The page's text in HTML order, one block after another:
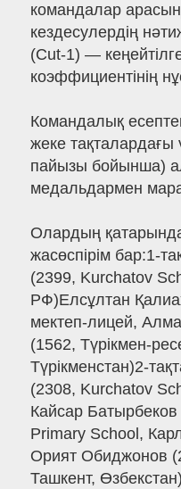
командалар
кездесулердің
(Cut-1) —
коэффициентінің
Командалық
жеке тақталардағы
пайызы бойынша)
медальдармен
Олардың
жасөспірім бар:1-
(2399, Kurchatov
РФ)Елсұлтан
мектеп-лицей,
(1562, Түрікмен-
Түрікменстан)2-
(2308, Kurchatov
Кайсар
Primary School,
Орият Обиджонов
Ташкент,